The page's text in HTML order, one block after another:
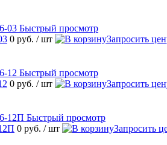
Быстрый просмотр
0 руб. / шт Запросить
Быстрый просмотр
0 руб. / шт Запросить
Быстрый просмотр
0 руб. / шт Запросить